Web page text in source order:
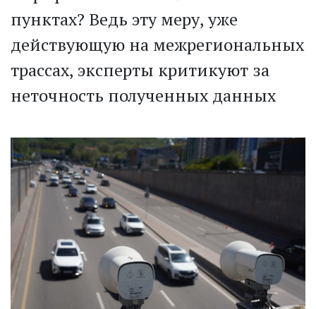
пунктах? Ведь эту меру, уже
действующую на межрегиональных
трассах, эксперты критикуют за
неточность полученных данных